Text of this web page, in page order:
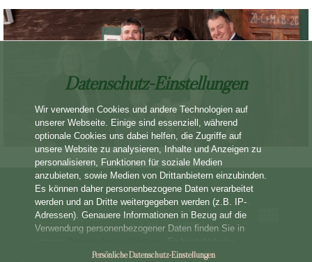
Datenschutz-Einstellungen
Wir verwenden Cookies und andere Technologien auf
unserer Webseite. Einige sind essenziell, während
optionale Cookies uns dabei helfen, die Zugriffe auf
unsere Website zu analysieren, Inhalte und Anzeigen zu
personalisieren, Funktionen für soziale Medien
anzubieten, sowie Medien von Drittanbietern einzubinden.
Es können daher personenbezogene Daten verarbeitet
werden und an Dritte weitergegeben werden (z.B. IP-
Adressen). Genauere Informationen in Bezug auf die
Verwendung personenbezogener Daten finden Sie in
. Es besteht keine
Verpflichtung, in die Verarbeitung etwaiger Daten
Persönliche Datenschutz-Einstellungen